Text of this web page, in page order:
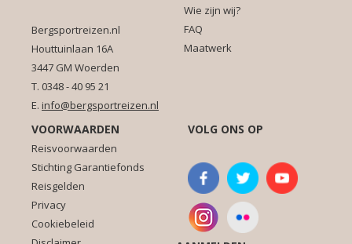
Bergsportreizen.nl
Houttuinlaan 16A
3447 GM Woerden
T. 0348 - 40 95 21
E. info@bergsportreizen.nl
Wie zijn wij?
FAQ
Maatwerk
VOORWAARDEN
Reisvoorwaarden
Stichting Garantiefonds
Reisgelden
Privacy
Cookiebeleid
VOLG ONS OP